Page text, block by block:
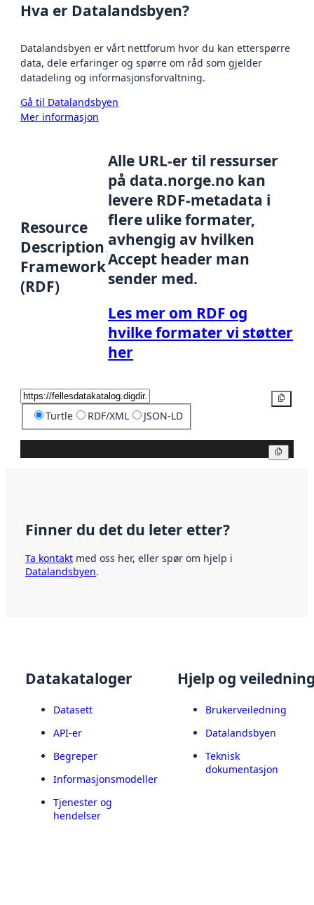
Hva er Datalandsbyen?
Datalandsbyen er vårt nettforum hvor du kan etterspørre
data, dele erfaringer og spørre om råd som gjelder
datadeling og informasjonsforvaltning.
Gå til Datalandsbyen
Mer informasjon
Resource
Description
Framework
(RDF)
Alle URL-er til ressurser
på data.norge.no kan
levere RDF-metadata i
flere ulike formater,
avhengig av hvilken
Accept header man
sender med.
Les mer om RDF og
hvilke formater vi støtter
her
Turtle RDF/XML JSON-LD
Finner du det du leter etter?
Ta kontakt med oss her, eller spør om hjelp i
Datalandsbyen.
Datakataloger
Datasett
API-er
Begreper
Informasjonsmodeller
Tjenester og
hendelser
Hjelp og
Brukerveiledning
Datalandsbyen
Teknisk
dokumentasjon